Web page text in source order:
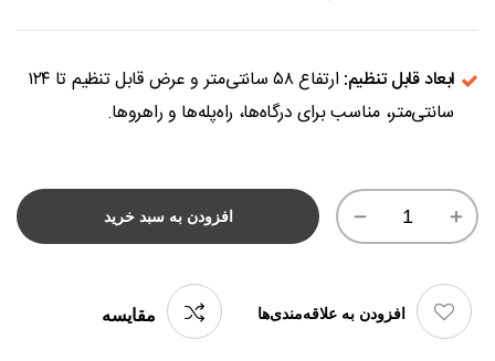
ابعاد قابل تنظیم:
ارتفاع ۵۸ سانتی‌متر و عرض قابل تنظیم تا ۱۲۴
سانتی‌متر، مناسب برای درگاه‌ها، راه‌پله‌ها و راهروها.
افزودن به سبد خرید
افزودن به علاقه‌مندی‌ها مقایسه